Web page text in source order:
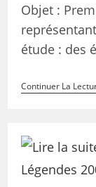
Objet :
étude : des
Continuer La